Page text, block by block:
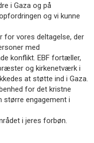
i Gaza og på
og vi kunne
for vores deltagelse, der
med
konflikt. EBF fortæller,
og kirkenetværk i
at støtte ind i Gaza.
for det kristne
engagement i
i jeres forbøn.